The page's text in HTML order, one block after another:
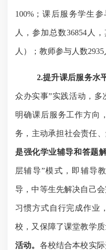
100%；课后服务学生参
人，参加总数36854人
人）；教师参与人数
2.提升课后服务水
众办实事”实践活动，多
明确课后服务工作方向
务，主动承担社会责任
是强化学业辅导和答题解
层辅导”模式，即辅导
导，中等生先解决自己
习惯方式自行完成作业
校，又保障了课堂教学
活动。 各校结合本校实